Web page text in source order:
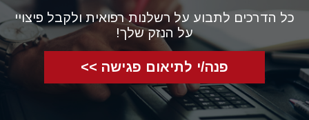
כל הדרכים לתבוע על רשלנות רפואית ולקבל פיצויי
על הנזק שלך!
פנה/י לתיאום פגישה >>